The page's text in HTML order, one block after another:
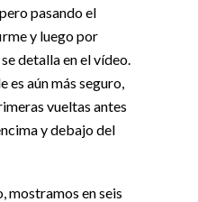
pasando el
y luego por
detalla en el vídeo.
aún más seguro,
vueltas antes
y debajo del
mostramos en seis